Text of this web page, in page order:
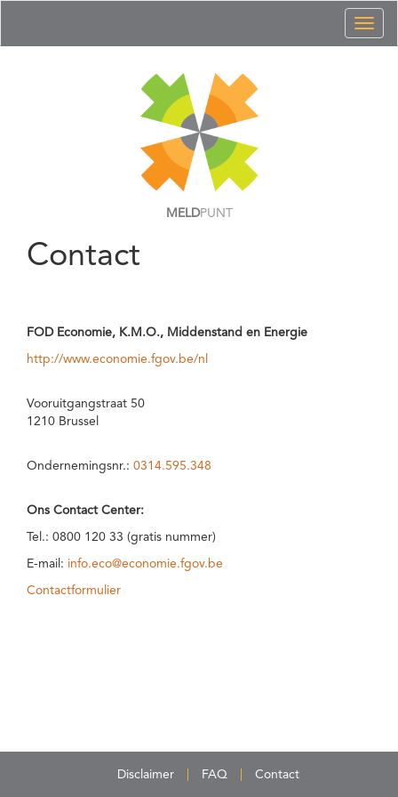
MELDPUNT
Contact
FOD Economie, K.M.O., Middenstand en Energie
http://www.economie.fgov.be/nl
Vooruitgangstraat 50
1210 Brussel
Ondernemingsnr.: 0314.595.348
Ons Contact Center:
Tel.: 0800 120 33 (gratis nummer)
E-mail: info.eco@economie.fgov.be
Contactformulier
Disclaimer FAQ Contact